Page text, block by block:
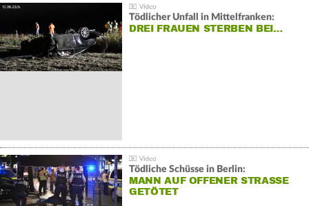
Tödlicher Unfall in Mittelfranken:
DREI FRAUEN STERBEN BEI…
Tödliche Schüsse in Berlin:
MANN AUF OFFENER STRASSE G
ETÖTET